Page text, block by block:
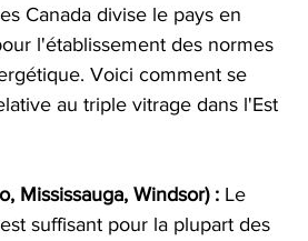
Canada divise le pays en
l'établissement des normes
Voici comment se
au triple vitrage dans l'Est
Mississauga, Windsor) : Le
suffisant pour la plupart des